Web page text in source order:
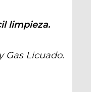
limpieza.
Gas Licuado.